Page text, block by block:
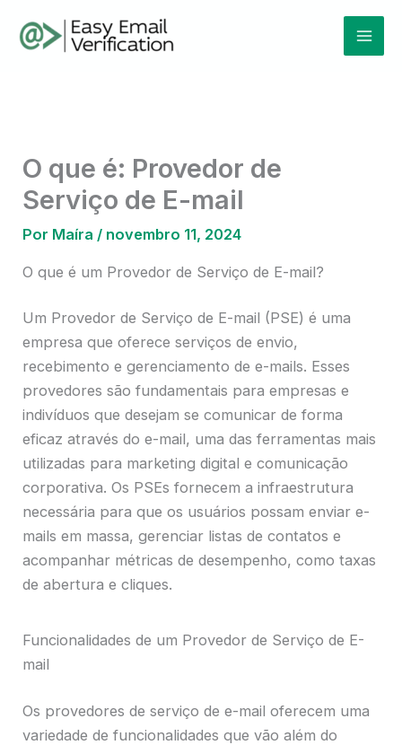
para
O que é: Provedor de
Serviço de E-mail
Por Maíra / novembro 11, 2024
O que é um Provedor de Serviço de E-mail?
Um Provedor de Serviço de E-mail (PSE) é uma
empresa que oferece serviços de envio,
recebimento e gerenciamento de e-mails. Esses
provedores são fundamentais para empresas e
indivíduos que desejam se comunicar de forma
eficaz através do e-mail, uma das ferramentas mais
utilizadas para marketing digital e comunicação
corporativa. Os PSEs fornecem a infraestrutura
necessária para que os usuários possam enviar e-
mails em massa, gerenciar listas de contatos e
acompanhar métricas de desempenho, como taxas
de abertura e cliques.
Funcionalidades de um Provedor de Serviço de E-
mail
Os provedores de serviço de e-mail oferecem uma
variedade de funcionalidades que vão além do